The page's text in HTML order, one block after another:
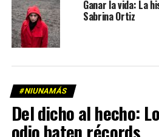
Ganar la vida: La
Sabrina Ortiz
#NIUNAMÁS
Del dicho al hecho:
odio baten récords